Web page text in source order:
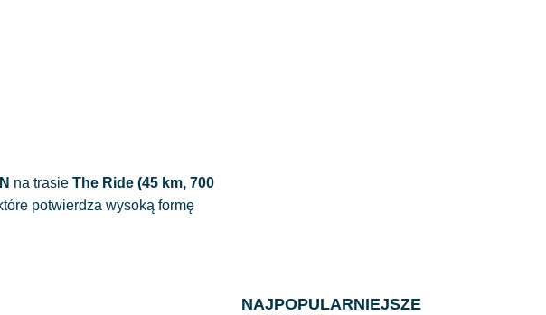
na trasie The Ride (45 km, 700
potwierdza wysoką formę
NAJPOPULARNIEJSZE